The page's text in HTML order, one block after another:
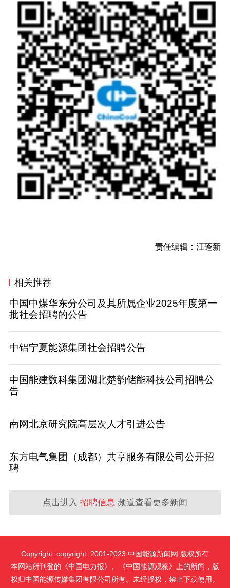
责任编辑：江蓬新
相关推荐
中国中煤华东分公司及其所属企业2025年度第一
批社会招聘的公告
中铝宁夏能源集团社会招聘公告
中国能建数科集团湖北楚韵储能科技公司招聘公
告
南网北京研究院高层次人才引进公告
东方电气集团（成都）共享服务有限公司公开招
聘
点击进入 招聘信息 频道查看更多新闻
Copyright :copyright: 2001-2023 中国能源新闻网 版权所有
本网站所刊登的《中国电力报》、《中国能源观察》上的新闻，版
权归中国能源传媒集团有限公司所有。未经授权，禁止下载使用。